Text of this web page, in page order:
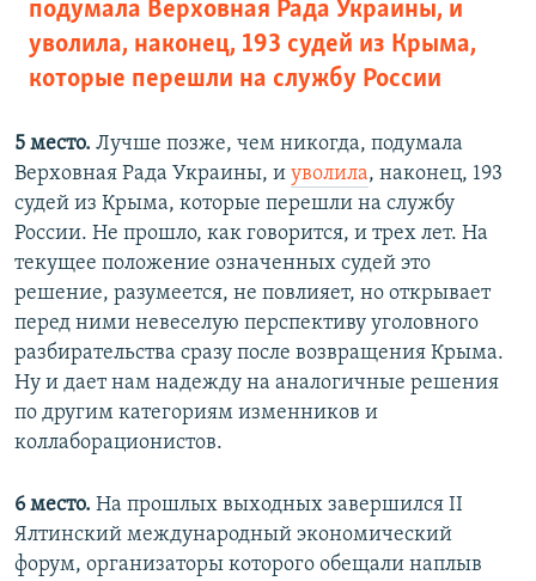
подумала Верховная Рада Украины, и
уволила, наконец, 193 судей из Крыма,
которые перешли на службу России
5 место. Лучше позже, чем никогда, подумала
Верховная Рада Украины, и уволила, наконец, 193
судей из Крыма, которые перешли на службу
России. Не прошло, как говорится, и трех лет. На
текущее положение означенных судей это
решение, разумеется, не повлияет, но открывает
перед ними невеселую перспективу уголовного
разбирательства сразу после возвращения Крыма.
Ну и дает нам надежду на аналогичные решения
по другим категориям изменников и
коллаборационистов.
6 место. На прошлых выходных завершился II
Ялтинский международный экономический
форум, организаторы которого обещали наплыв